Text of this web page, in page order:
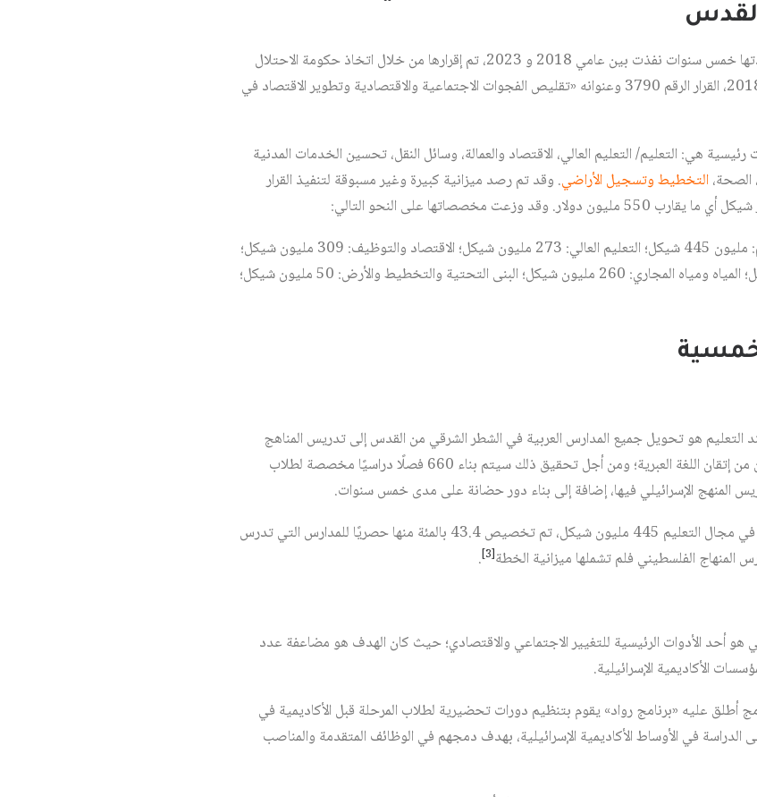
هذه الخطة هي خطة حكومية شاملة مدتها خمس سنوات نفذت بين عامي 2018 و 2023، تم إقرارها من خلال اتخاذ حكومة الاحتلال
الإسرائيلي في الثالث عشر من أيار/مايو 2018، القرار الرقم 3790 وعنوانه «تقليص الفجوات الاجتماعية والاقتصادية وتطوير الاقتصاد في
هي: التعليم/ التعليم العالي، الاقتصاد والعمالة، وسائل النقل، تحسين الخدمات المدنية
الصحة،التخطيط وتسجيل الأراضي. وقد تم رصد ميزانية كبيرة وغير مسبوقة لتنفيذ القرار
وسائل النقل: 585 مليون شيكل؛ التعليم: مليون 445 شيكل؛ التعليم العالي: 273 مليون شيكل؛ الاقتصاد والتوظيف: 309 مليون شيكل؛
جودة الحياة والترفيه: 136 مليون شيكل؛ المياه ومياه المجاري: 260 مليون شيكل؛ البنى التحتية والتخطيط والأرض: 50 مليون شيكل؛
هو تحويل جميع المدارس العربية في الشطر الشرقي من القدس إلى تدريس المناهج
الإسرائيلية، وتمكين الطلاب الفلسطينيين من إتقان اللغة العبرية؛ ومن أجل تحقيق ذلك سيتم بناء 660 فصلًا دراسيًا مخصصة لطلاب
المنهج الإسرائيلي فيها، إضافة إلى بناء دور حضانة على مدى خمس سنوات.
وقد بلغت الميزانية المخصصة للاستثمار في مجال التعليم 445 مليون شيكل، تم تخصيص 43.4 بالمئة منها حصريًا للمدارس التي تدرس
المنهاج الفلسطيني فلم تشملها ميزانية الخطة[3]
.
هو أحد الأدوات الرئيسية للتغيير الاجتماعي والاقتصادي؛ حيث كان الهدف هو مضاعفة عدد
الأكاديمية الإسرائيلية.
أطلق عليه «برنامج رواد» يقوم بتنظيم دورات تحضيرية لطلاب المرحلة قبل الأكاديمية في
في الأوساط الأكاديمية الإسرائيلية، بهدف دمجهم في الوظائف المتقدمة والمناصب